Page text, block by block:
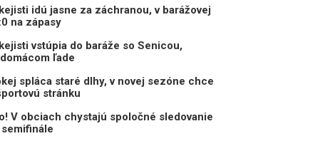
idú jasne za záchranou, v barážovej
na zápasy
vstúpia do baráže so Senicou,
ľade
spláca staré dlhy, v novej sezóne chce
stránku
V obciach chystajú spoločné sledovanie